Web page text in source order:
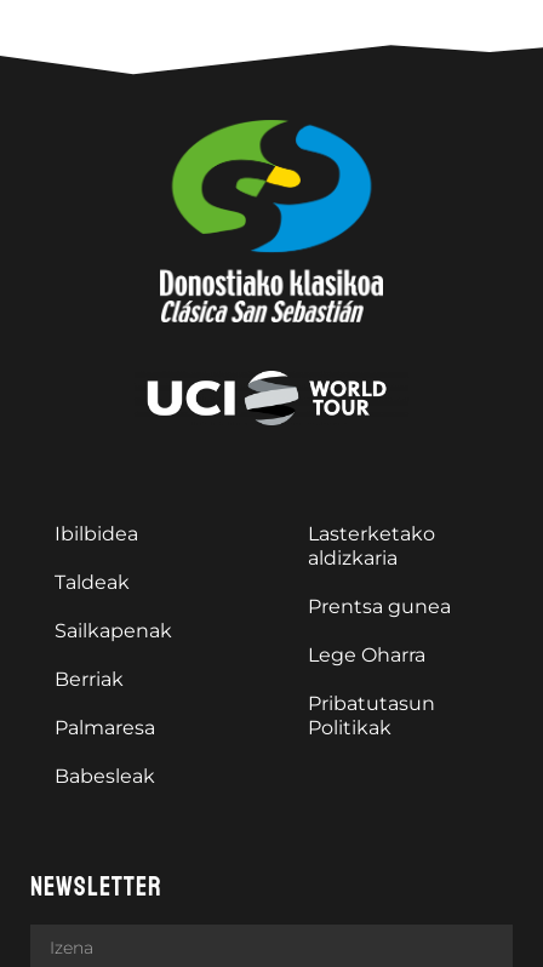
Ibilbidea
Taldeak
Sailkapenak
Berriak
Palmaresa
Babesleak
Lasterketako
aldizkaria
Prentsa gunea
Lege Oharra
Pribatutasun
Politikak
NEWSLETTER